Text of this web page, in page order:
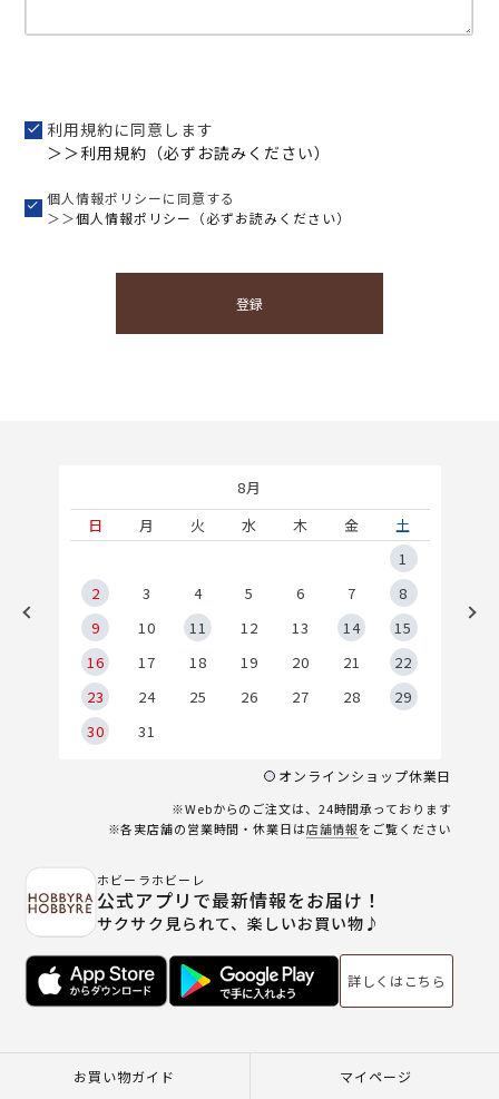
利用規約に同意します
＞＞利用規約（必ずお読みください）
個人情報ポリシーに同意する
＞＞個人情報ポリシー（必ずお読みください）
登録
8月
日
月 火 水 木 金
土
1
2
3 4 5 6 7
8
9
10 11 12 13 14
15
16
17 18 19 20 21
22
23
24 25 26 27 28
29
30
31
オンラインショップ休業日
※Webからのご注文は、24時間承っております
※各実店舗の営業時間・休業日は店舗情報をご覧ください
ホビーラホビーレ
公式アプリで最新情報をお届け！
サクサク見られて、楽しいお買い物♪
詳しくはこちら
お買い物ガイド マイページ